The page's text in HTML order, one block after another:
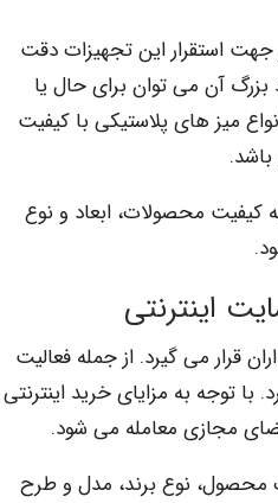
جهت استقرار این تجهیزات دقت
بزرگ آن می توان برای حال یا
میز های پلاستیکی با کیفیت
کیفیت محصولات، ابعاد و نوع
اینترنتی
قرار می گیرد. از جمله فعالیت
با توجه به مزایای خرید اینترنتی
مجازی معامله می شود.
محصول، نوع برند، مدل و طرح